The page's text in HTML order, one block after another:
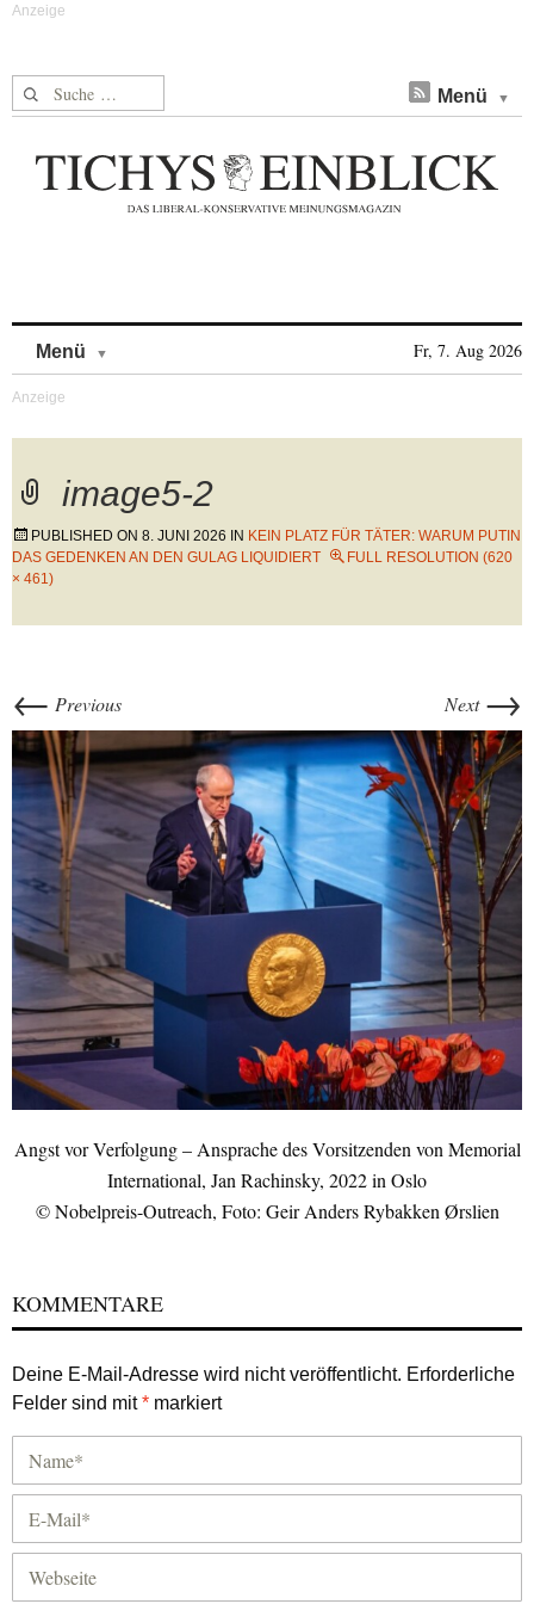
Suche nach: Menü
Menü Fr, 7. Aug 2026
image5-2
PUBLISHED ON 8. JUNI 2026 IN KEIN PLATZ FÜR TÄTER: WARUM PUTIN
DAS GEDENKEN AN DEN GULAG LIQUIDIERT
FULL RESOLUTION (620
× 461)
← Previous Next →
Angst vor Verfolgung – Ansprache des Vorsitzenden von Memorial
International, Jan Rachinsky, 2022 in Oslo
© Nobelpreis-Outreach, Foto: Geir Anders Rybakken Ørslien
KOMMENTARE
Deine E-Mail-Adresse wird nicht veröffentlicht. Erforderliche
Felder sind mit* markiert